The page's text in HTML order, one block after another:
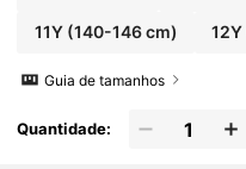
11Y(140-146 cm) 12Y
Guia de tamanhos
Quantidade: